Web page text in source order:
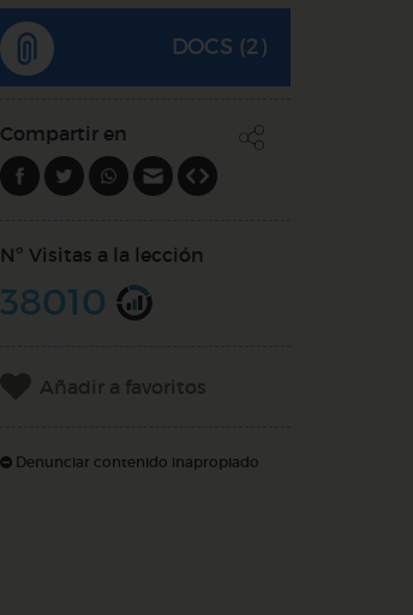
DOCS (2)
Compartir en
Nº Visitas a la lección
38010
Añadir a favoritos
Denunciar contenido inapropiado